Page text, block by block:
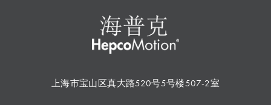
上海市宝山区真大路520号5号楼507-2室